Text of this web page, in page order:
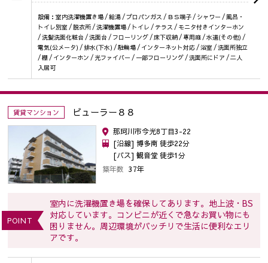
設備：室内洗濯機置き場 / 給湯 / プロパンガス / ＢＳ端子 / シャワー / 風呂・
トイレ別室 / 脱衣所 / 洗濯機置場 / トイレ / テラス / モニタ付きインターホン
/ 洗髪洗面化粧台 / 洗面台 / フローリング / 床下収納 / 専用庭 / 水道(その他) /
電気(公メータ) / 排水(下水) / 駐輪場 / インターネット対応 / 浴室 / 洗面所独立
/ 棚 / インターホン / 光ファイバー / 一部フローリング / 洗面所にドア / 二人
入居可
賃貸マンション ビューラー８８
那珂川市今光8丁目3-22
[沿線] 博多南 徒歩22分
[バス] 観音堂 徒歩1分
築年数 37年
POINT
室内に洗濯機置き場を確保してあります。地上波・BS
対応しています。コンビニが近くで急なお買い物にも
困りません。周辺環境がバッチリで生活に便利なエリ
アです。